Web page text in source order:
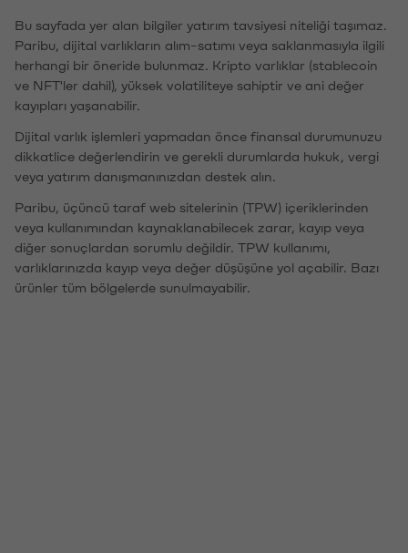
Bu sayfada yer alan bilgiler yatırım tavsiyesi niteliği taşımaz.
Paribu, dijital varlıkların alım-satımı veya saklanmasıyla ilgili
herhangi bir öneride bulunmaz. Kripto varlıklar (stablecoin
ve NFT'ler dahil), yüksek volatiliteye sahiptir ve ani değer
kayıpları yaşanabilir.
Dijital varlık işlemleri yapmadan önce finansal durumunuzu
dikkatlice değerlendirin ve gerekli durumlarda hukuk, vergi
veya yatırım danışmanınızdan destek alın.
Paribu, üçüncü taraf web sitelerinin (TPW) içeriklerinden
veya kullanımından kaynaklanabilecek zarar, kayıp veya
diğer sonuçlardan sorumlu değildir. TPW kullanımı,
varlıklarınızda kayıp veya değer düşüşüne yol açabilir. Bazı
ürünler tüm bölgelerde sunulmayabilir.